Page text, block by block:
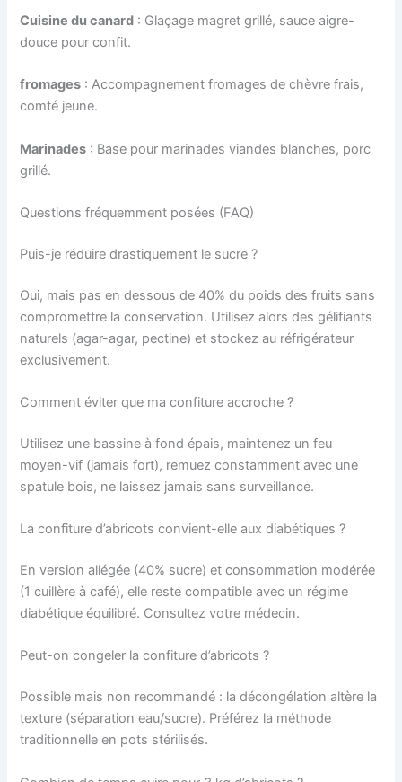
Cuisine du canard : Glaçage magret grillé, sauce aigre-
douce pour confit.
fromages : Accompagnement fromages de chèvre frais,
comté jeune.
Marinades : Base pour marinades viandes blanches, porc
grillé.
Questions fréquemment posées (FAQ)
Puis-je réduire drastiquement le sucre ?
Oui, mais pas en dessous de 40% du poids des fruits sans
compromettre la conservation. Utilisez alors des gélifiants
naturels (agar-agar, pectine) et stockez au réfrigérateur
exclusivement.
Comment éviter que ma confiture accroche ?
Utilisez une bassine à fond épais, maintenez un feu
moyen-vif (jamais fort), remuez constamment avec une
spatule bois, ne laissez jamais sans surveillance.
La confiture d’abricots convient-elle aux diabétiques ?
En version allégée (40% sucre) et consommation modérée
(1 cuillère à café), elle reste compatible avec un régime
diabétique équilibré. Consultez votre médecin.
Peut-on congeler la confiture d’abricots ?
Possible mais non recommandé : la décongélation altère la
texture (séparation eau/sucre). Préférez la méthode
traditionnelle en pots stérilisés.